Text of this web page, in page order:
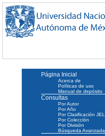
Página Inicial
Acerca de
Políticas de uso
Manual de depósito
Consultas
Por Autor
Por Año
Por Clasificación JEL
Por Colección
Por División
Búsqueda Avanzada